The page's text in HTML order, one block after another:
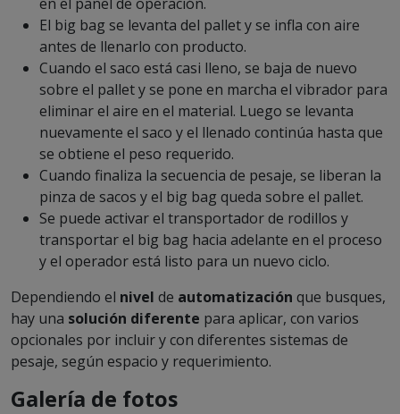
El big bag se levanta del pallet y se infla con aire
antes de llenarlo con producto.
Cuando el saco está casi lleno, se baja de nuevo
sobre el pallet y se pone en marcha el vibrador para
eliminar el aire en el material. Luego se levanta
nuevamente el saco y el llenado continúa hasta que
se obtiene el peso requerido.
Cuando finaliza la secuencia de pesaje, se liberan la
pinza de sacos y el big bag queda sobre el pallet.
Se puede activar el transportador de rodillos y
transportar el big bag hacia adelante en el proceso
y el operador está listo para un nuevo ciclo.
Dependiendo el nivel de automatización que busques,
hay una solución diferente para aplicar, con varios
opcionales por incluir y con diferentes sistemas de
pesaje, según espacio y requerimiento.
Galería de fotos